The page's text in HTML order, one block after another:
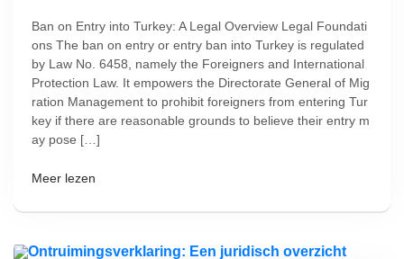
Ban on Entry into Turkey: A Legal Overview Legal Foundati
ons The ban on entry or entry ban into Turkey is regulated
by Law No. 6458, namely the Foreigners and International
Protection Law. It empowers the Directorate General of Mig
ration Management to prohibit foreigners from entering Tur
key if there are reasonable grounds to believe their entry m
ay pose […]
Meer lezen